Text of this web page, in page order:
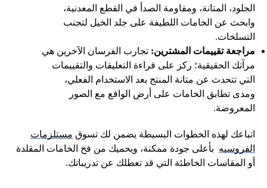
الجلود، المتانة، ومقاومة الصدأ في القطع المعدنية،
وابحث عن الخامات اللطيفة على جلد الخيل لتجنب
التسلخات.
مراجعة تقييمات المشترين: تجارب الفرسان الآخرين هي
مرآتك الحقيقية؛ ركز على قراءة التعليقات والتقييمات
التي تتحدث عن متانة المنتج بعد الاستخدام الفعلي،
ومدى تطابق الخامات على أرض الواقع مع الصور
المعروضة.
اتباعك لهذه الخطوات البسيطة يضمن لك تسوق مستلزمات
الفروسيه بأعلى جودة ممكنة، ويحميك من فخ الخامات المقلدة
أو المقاسات الخاطئة التي قد تعطلك عن تدريباتك.